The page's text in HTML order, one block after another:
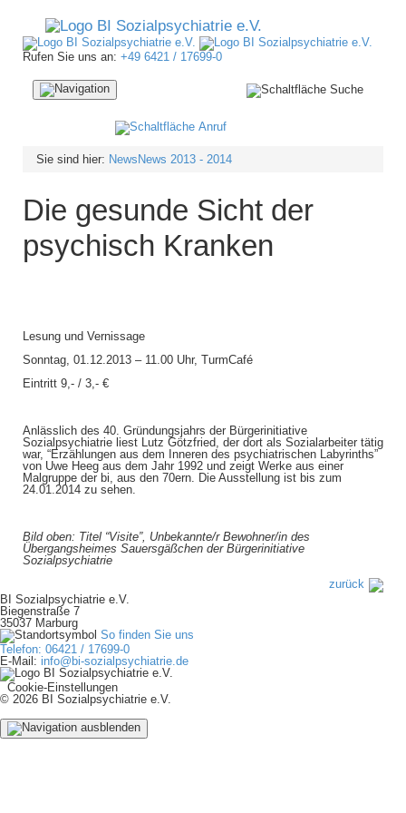
Rufen Sie uns an: +49 6421 / 17699-0
Navigation
ein-/ausblenden
Sie sind hier: News News 2013 - 2014
Die gesunde Sicht der
psychisch Kranken
Lesung und Vernissage
Sonntag, 01.12.2013 – 11.00 Uhr, TurmCafé
Eintritt 9,- / 3,- €
Anlässlich des 40. Gründungsjahrs der Bürgerinitiative
Sozialpsychiatrie liest Lutz Götzfried, der dort als Sozialarbeiter tätig
war, “Erzählungen aus dem Inneren des psychiatrischen Labyrinths”
von Uwe Heeg aus dem Jahr 1992 und zeigt Werke aus einer
Malgruppe der bi, aus den 70ern. Die Ausstellung ist bis zum
24.01.2014 zu sehen.
Bild oben: Titel “Visite”, Unbekannte/r Bewohner/in des
Übergangsheimes Sauersgäßchen der Bürgerinitiative
Sozialpsychiatrie
zurück
BI Sozialpsychiatrie e.V.
Biegenstraße 7
35037 Marburg
So finden Sie uns
Telefon: 06421 / 17699-0
E-Mail: info@bi-sozialpsychiatrie.de
Cookie-Einstellungen
© 2026 BI Sozialpsychiatrie e.V.